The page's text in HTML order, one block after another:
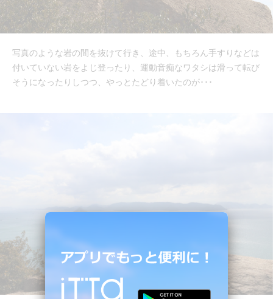
写真のような岩の間を抜けて行き、途中、もちろん手すりなどは
付いていない岩をよじ登ったり、運動音痴なワタシは滑って転び
そうになったりしつつ、やっとたどり着いたのが･･･